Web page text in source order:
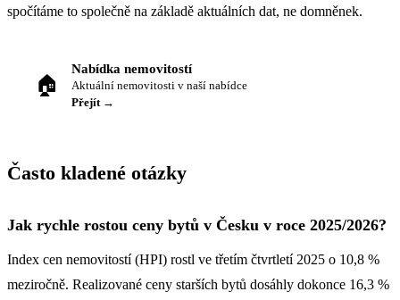
spočítáme to společně na základě aktuálních dat, ne domněnek.
🏠
Nabídka nemovitostí
Aktuální nemovitosti v naší nabídce
Přejít →
Často kladené otázky
Jak rychle rostou ceny bytů v Česku v roce 2025/2026?
Index cen nemovitostí (HPI) rostl ve třetím čtvrtletí 2025 o 10,8 %
meziročně. Realizované ceny starších bytů dosáhly dokonce 16,3 %